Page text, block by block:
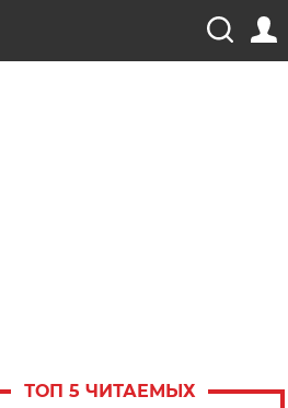
ТОП 5 ЧИТАЕМЫХ